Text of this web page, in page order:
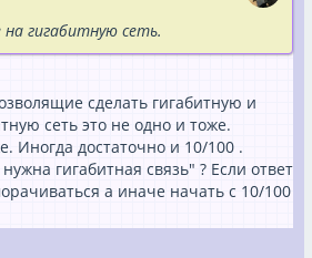
на гигабитную сеть.
сделать гигабитную и
сеть это не одно и тоже.
Иногда достаточно и 10/100 .
гигабитная связь" ? Если ответ
а иначе начать с 10/100